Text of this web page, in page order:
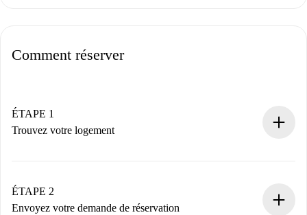
Comment réserver
ÉTAPE 1
Trouvez votre logement
Vous disposez à l’avance de toutes les informations
nécessaires.
ÉTAPE 2
Envoyez votre demande de réservation